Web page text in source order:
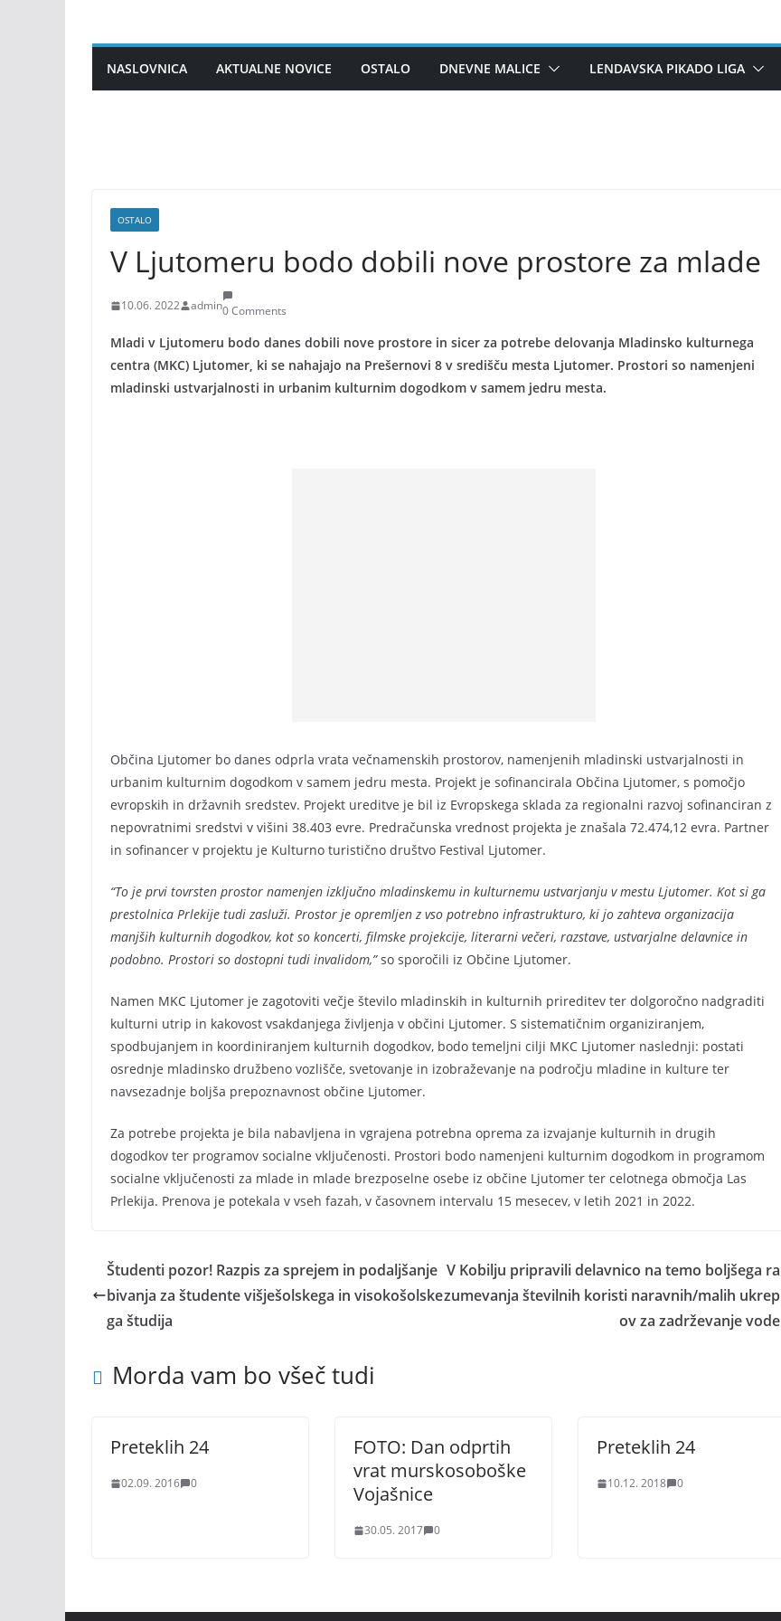
contentNASLOVNICA AKTUALNE NOVICE OSTALO DNEVNE MALICE LENDAVSKA PIKADO LIGA
OSTALO
V Ljutomeru bodo dobili nove prostore za mlade
10.06. 2022 admin0 Comments
Mladi v Ljutomeru bodo danes dobili nove prostore in sicer za potrebe delovanja Mladinsko kulturnega
centra (MKC) Ljutomer, ki se nahajajo na Prešernovi 8 v središču mesta Ljutomer. Prostori so namenjeni
mladinski ustvarjalnosti in urbanim kulturnim dogodkom v samem jedru mesta.
Občina Ljutomer bo danes odprla vrata večnamenskih prostorov, namenjenih mladinski ustvarjalnosti in
urbanim kulturnim dogodkom v samem jedru mesta. Projekt je sofinancirala Občina Ljutomer, s pomočjo
evropskih in državnih sredstev. Projekt ureditve je bil iz Evropskega sklada za regionalni razvoj sofinanciran z
nepovratnimi sredstvi v višini 38.403 evre. Predračunska vrednost projekta je znašala 72.474,12 evra. Partner
in sofinancer v projektu je Kulturno turistično društvo Festival Ljutomer.
“To je prvi tovrsten prostor namenjen izključno mladinskemu in kulturnemu ustvarjanju v mestu Ljutomer. Kot si ga
prestolnica Prlekije tudi zasluži. Prostor je opremljen z vso potrebno infrastrukturo, ki jo zahteva organizacija
manjših kulturnih dogodkov, kot so koncerti, filmske projekcije, literarni večeri, razstave, ustvarjalne delavnice in
podobno. Prostori so dostopni tudi invalidom,”so sporočili iz Občine Ljutomer.
Namen MKC Ljutomer je zagotoviti večje število mladinskih in kulturnih prireditev ter dolgoročno nadgraditi
kulturni utrip in kakovost vsakdanjega življenja v občini Ljutomer. S sistematičnim organiziranjem,
spodbujanjem in koordiniranjem kulturnih dogodkov, bodo temeljni cilji MKC Ljutomer naslednji: postati
osrednje mladinsko družbeno vozlišče, svetovanje in izobraževanje na področju mladine in kulture ter
navsezadnje boljša prepoznavnost občine Ljutomer.
Za potrebe projekta je bila nabavljena in vgrajena potrebna oprema za izvajanje kulturnih in drugih
dogodkov ter programov socialne vključenosti. Prostori bodo namenjeni kulturnim dogodkom in programom
socialne vključenosti za mlade in mlade brezposelne osebe iz občine Ljutomer ter celotnega območja Las
Prlekija. Prenova je potekala v vseh fazah, v časovnem intervalu 15 mesecev, v letih 2021 in 2022.
Študenti pozor! Razpis za sprejem in podaljšanje
bivanja za študente višješolskega in visokošolske
ga študija
V Kobilju pripravili delavnico na temo boljšega ra
zumevanja številnih koristi naravnih/malih ukrep
ov za zadrževanje vode
Morda vam bo všeč tudi
Preteklih 24
02.09. 2016 0
FOTO: Dan odprtih
vrat murskosoboške
Vojašnice
30.05. 2017 0
Preteklih 24
10.12. 2018 0